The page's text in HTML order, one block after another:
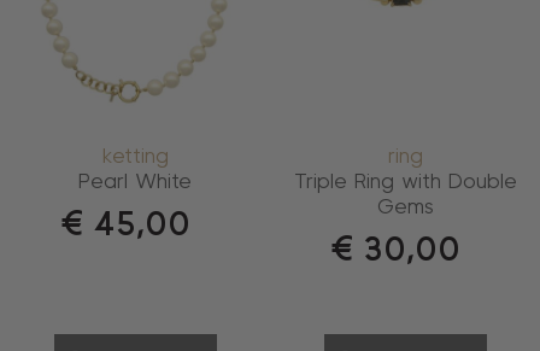
ketting
Pearl White
€ 45,00
ring
Triple Ring with Double
Gems
€ 30,00